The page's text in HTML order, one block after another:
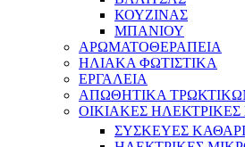
ΚΟΥΖΙΝΑΣ
ΜΠΑΝΙΟΥ
ΑΡΩΜΑΤΟΘΕΡΑΠΕΙΑ
ΗΛΙΑΚΑ ΦΩΤΙΣΤΙΚΑ
ΕΡΓΑΛΕΙΑ
ΑΠΩΘΗΤΙΚΑ
ΟΙΚΙΑΚΕΣ
ΣΥΣΚΕΥΕΣ